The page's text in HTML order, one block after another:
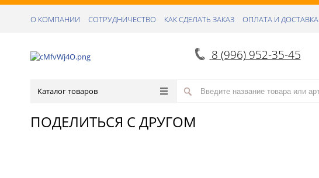
О КОМПАНИИ СОТРУДНИЧЕСТВО КАК СДЕЛАТЬ ЗАКАЗ ОПЛАТА И ДОСТАВКА
8 (996) 952-35-45
Каталог товаров
ПОДЕЛИТЬСЯ С ДРУГОМ